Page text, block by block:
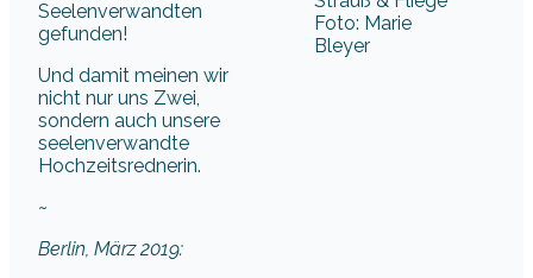
Foto: Marie
Bleyer
Seelenverwandten
gefunden!
Und damit meinen wir
nicht nur uns Zwei,
sondern auch unsere
seelenverwandte
Hochzeitsrednerin.
~
Berlin, März 2019: